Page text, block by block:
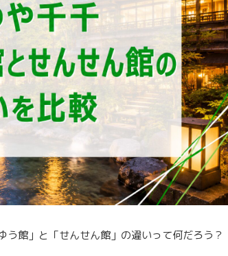
館」と「せんせん館」の違いって何だろう？